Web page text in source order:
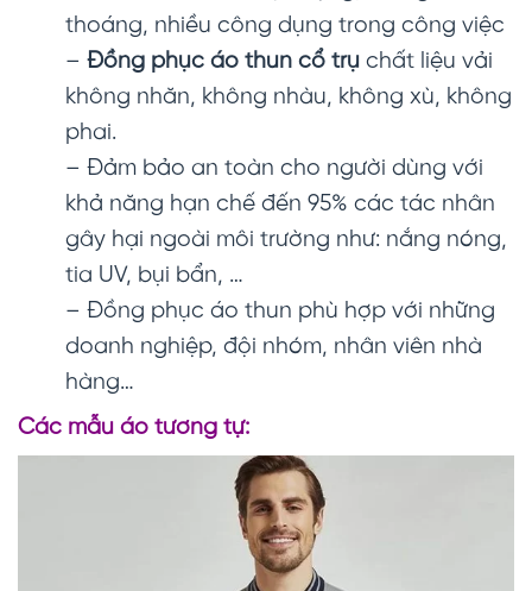
thoáng, nhiều công dụng trong công việc
– Đồng phục áo thun cổ trụ chất liệu vải
không nhăn, không nhàu, không xù, không
phai.
– Đảm bảo an toàn cho người dùng với
khả năng hạn chế đến 95% các tác nhân
gây hại ngoài môi trường như: nắng nóng,
tia UV, bụi bẩn, …
– Đồng phục áo thun phù hợp với những
doanh nghiệp, đội nhóm, nhân viên nhà
hàng…
Các mẫu áo tương tự: